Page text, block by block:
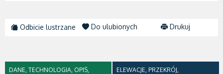
Odbicie lustrzane Do ulubionych Drukuj
DANE, TECHNOLOGIA, OPIS,
ELEWACJE, PRZEKRÓJ,